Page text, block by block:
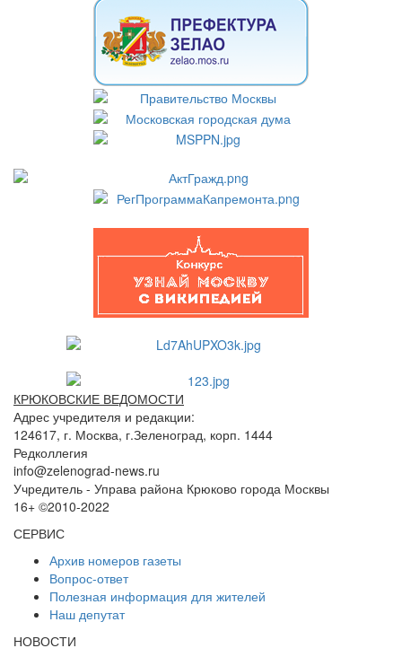
КРЮКОВСКИЕ ВЕДОМОСТИ
Адрес учредителя и редакции:
124617, г. Москва, г.Зеленоград, корп. 1444
Редколлегия
info@zelenograd-news.ru
Учредитель - Управа района Крюково города Москвы
16+ ©2010-2022
СЕРВИС
Архив номеров газеты
Вопрос-ответ
Полезная информация для жителей
Наш депутат
НОВОСТИ